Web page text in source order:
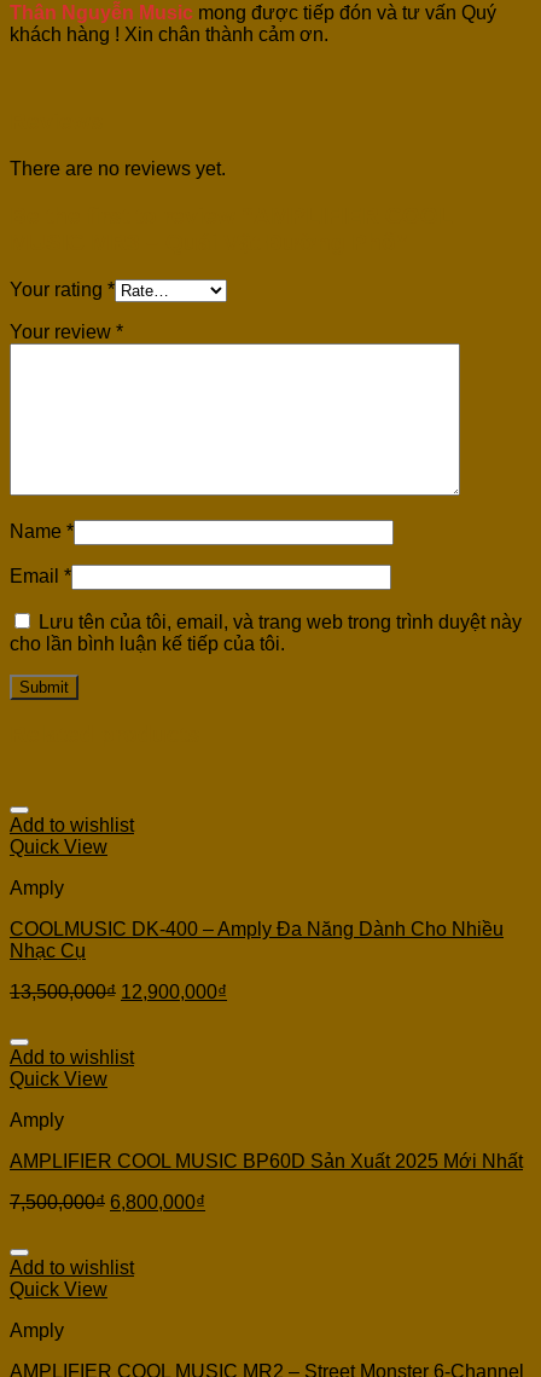
Thân Nguyễn Music mong được tiếp đón và tư vấn Quý
khách hàng ! Xin chân thành cảm ơn.
There are no reviews yet.
Your rating *
Your review *
Name *
Email *
Lưu tên của tôi, email, và trang web trong trình duyệt này
cho lần bình luận kế tiếp của tôi.
Add to wishlist
Quick View
Amply
COOLMUSIC DK-400 – Amply Đa Năng Dành Cho Nhiều
Nhạc Cụ
13,500,000₫ 12,900,000₫
Add to wishlist
Quick View
Amply
AMPLIFIER COOL MUSIC BP60D Sản Xuất 2025 Mới Nhất
7,500,000₫ 6,800,000₫
Add to wishlist
Quick View
Amply
AMPLIFIER COOL MUSIC MR2 – Street Monster 6-Channel